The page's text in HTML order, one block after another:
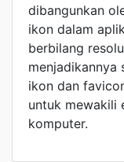
dibangunkan
ikon dalam
berbilang
menjadikannya
ikon dan
untuk mewakili
komputer.